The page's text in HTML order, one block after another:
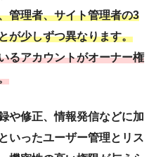
管理者、サイト管理者の3
が少しずつ異なります。
るアカウントがオーナー権
や修正、情報発信などに加
いったユーザー管理とリス